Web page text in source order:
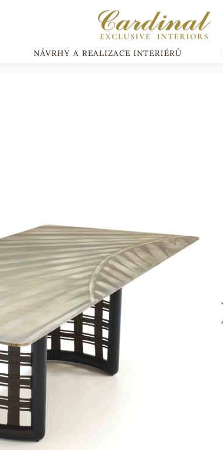
NÁVRHY A REALIZACE INTERIÉRŮ